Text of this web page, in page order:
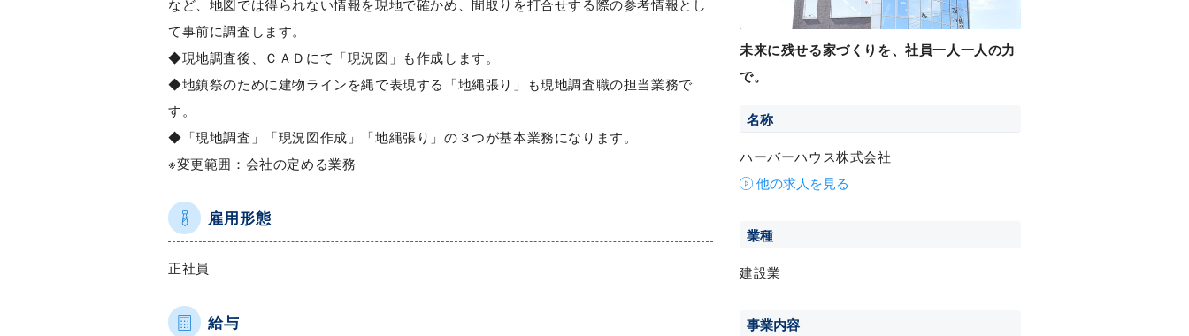
など、地図では得られない情報を現地で確かめ、間取りを打合せする際の参考情報とし
て事前に調査します。
◆現地調査後、ＣＡＤにて「現況図」も作成します。
◆地鎮祭のために建物ラインを縄で表現する「地縄張り」も現地調査職の担当業務で
す。
◆「現地調査」「現況図作成」「地縄張り」の３つが基本業務になります。
※変更範囲：会社の定める業務
雇用形態
正社員
給与
未来に残せる家づくりを、社員一人一人の力
で。
名称
ハーバーハウス株式会社
他の求人を見る
業種
建設業
事業内容